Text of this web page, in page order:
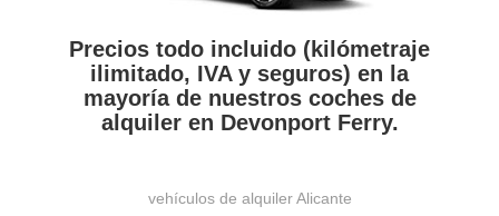
Precios todo incluido (kilómetraje
ilimitado, IVA y seguros) en la
mayoría de nuestros coches de
alquiler en Devonport Ferry.
vehículos de alquiler Alicante